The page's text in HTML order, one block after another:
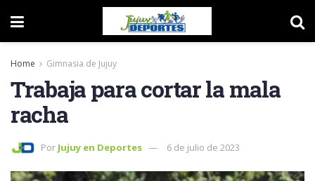
Home Gimnasia de Jujuy
Trabaja para cortar la mala
racha
Por Jujuy en Deportes 6 de julio de 2023